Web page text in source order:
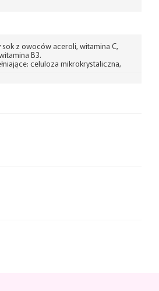
sok z owoców aceroli, witamina C,
B3.
celuloza mikrokrystaliczna,